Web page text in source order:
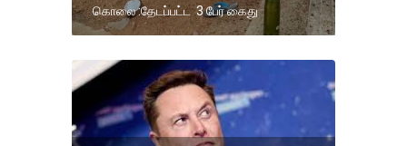
கொலை :தேடப்பட்ட 3 பேர் கைது